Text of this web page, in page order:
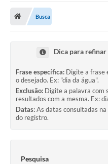
Busca
Dica para
Frase específica: Digite a frase
o desejado. Ex: "dia da água".
Exclusão: Digite a palavra com
resultados com a mesma. Ex:
Datas:As datas consultadas
do registro.
Pesquisa